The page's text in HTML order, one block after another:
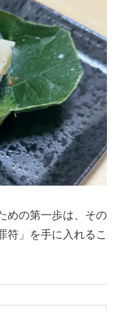
めの第一歩は、その
符」を手に入れるこ